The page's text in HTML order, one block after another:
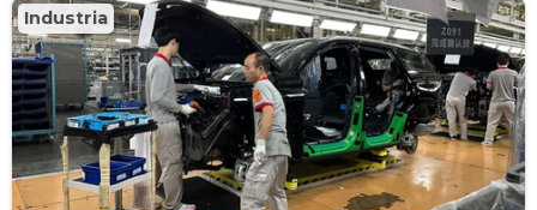
Industria